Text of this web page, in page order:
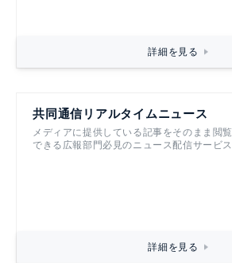
詳細を見る
共同通信リアルタイムニュース
メディアに提供している記事をそのまま閲覧
できる広報部門必見のニュース配信サービス
詳細を見る